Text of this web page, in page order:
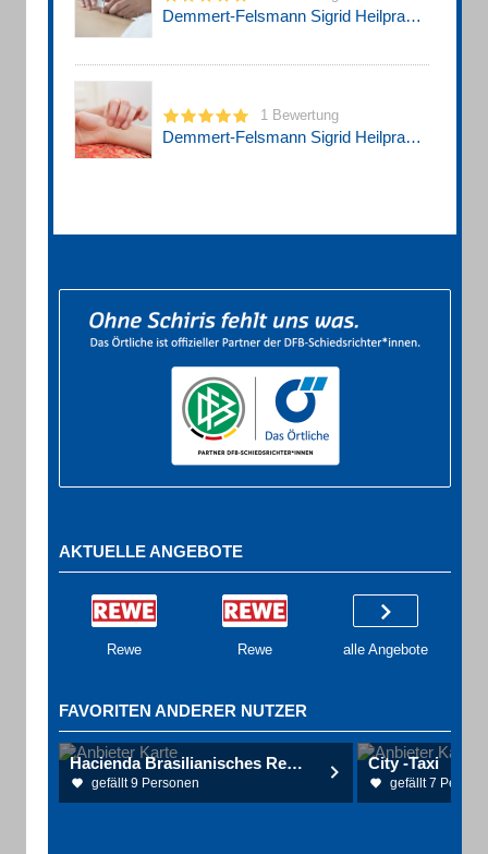
Demmert-Felsmann Sigrid Heilpraktikerin , Felsmann Klaus
1 Bewertung
Demmert-Felsmann Sigrid Heilpraktikerin u. Felsmann Klaus
AKTUELLE ANGEBOTE
Rewe Rewe alle Angebote
FAVORITEN ANDERER NUTZER
Hacienda Brasilianisches Restaurant
gefällt 9 Personen
City -Taxi
gefällt 7